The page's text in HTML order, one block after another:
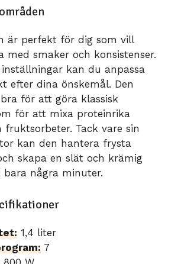
är perfekt för dig som vill
med smaker och konsistenser.
kan du anpassa
efter dina önskemål. Den
för att göra klassisk
för att mixa proteinrika
Tack vare sin
kan den hantera frysta
skapa en slät och krämig
bara några minuter.
1,4 liter
7